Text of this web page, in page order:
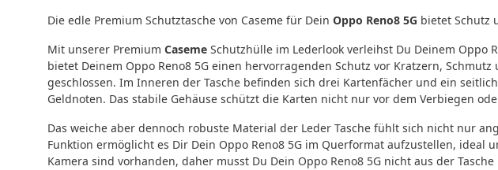
Die edle Premium Schutztasche von Caseme für Dein Oppo Reno8 5G bietet Schutz
Mit unserer Premium Caseme Schutzhülle im Lederlook verleihst Du Deinem Oppo
bietet Deinem Oppo Reno8 5G einen hervorragenden Schutz vor Kratzern,
geschlossen. Im Inneren der Tasche befinden sich drei Kartenfächer und ein
Geldnoten. Das stabile Gehäuse schützt die Karten nicht nur vor dem Verbiegen
Das weiche aber dennoch robuste Material der Leder Tasche fühlt sich nicht nur
Funktion ermöglicht es Dir Dein Oppo Reno8 5G im Querformat aufzustellen,
Kamera sind vorhanden, daher musst Du Dein Oppo Reno8 5G nicht aus der Tasche